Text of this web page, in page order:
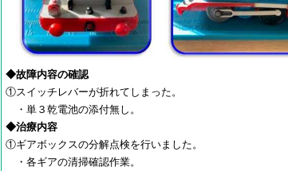
◆故障内容の確認​
①スイッチレバーが折れてしまった。
・単３乾電池の添付無し。
◆治療内容
①ギアボックスの分解点検を行いました。
・各ギアの清掃確認作業。